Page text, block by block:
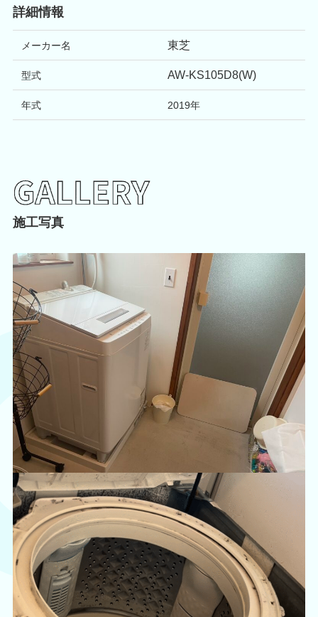
詳細情報
メーカー名 東芝
型式 AW-KS105D8(W)
年式 2019年
施工写真